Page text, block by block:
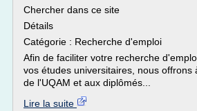
Chercher dans ce site
Détails
Catégorie : Recherche d'emploi
Afin de faciliter votre recherche
vos études universitaires, nous offrons
de l'UQAM et aux diplômés...
Lire la suite